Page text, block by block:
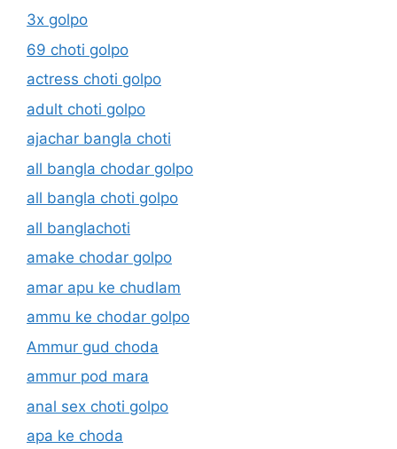
3x golpo
69 choti golpo
actress choti golpo
adult choti golpo
ajachar bangla choti
all bangla chodar golpo
all bangla choti golpo
all banglachoti
amake chodar golpo
amar apu ke chudlam
ammu ke chodar golpo
Ammur gud choda
ammur pod mara
anal sex choti golpo
apa ke choda